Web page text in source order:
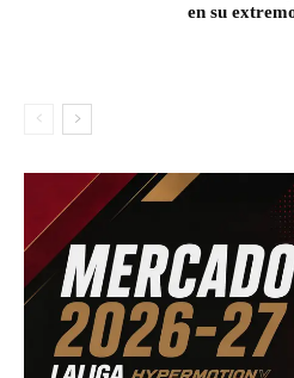
en su